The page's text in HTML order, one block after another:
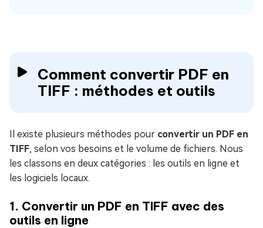
Comment convertir PDF en
TIFF : méthodes et outils
Il existe plusieurs méthodes pour convertir un PDF en
TIFF, selon vos besoins et le volume de fichiers. Nous
les classons en deux catégories : les outils en ligne et
les logiciels locaux.
1. Convertir un PDF en TIFF avec des
outils en ligne